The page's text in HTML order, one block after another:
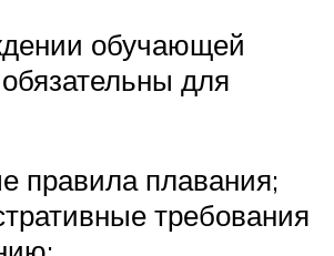
обучающей
для
правила плавания;
требования